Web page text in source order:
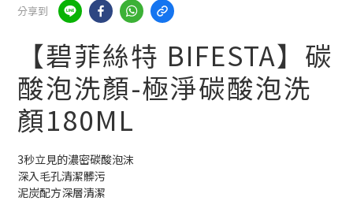
分享到
【碧菲絲特 BIFESTA】碳
酸泡洗顏-極淨碳酸泡洗
顏180ML
3秒立見的濃密碳酸泡沫
深入毛孔清潔髒污
泥炭配方深層清潔